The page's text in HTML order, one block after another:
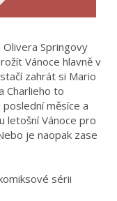
Springovy
Vánoce hlavně v
zahrát si Mario
Charlieho to
měsíce a
letošní Vánoce pro
je naopak zase
sérii